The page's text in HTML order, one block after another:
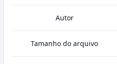
Autor
Tamanho do arquivo